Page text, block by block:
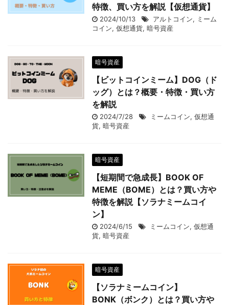
特徴、買い方を解説【仮想通貨】
2024/10/13 アルトコイン, ミーム
コイン, 仮想通貨, 暗号資産
暗号資産
【ビットコインミーム】DOG（ド
ッグ）とは？概要・特徴・買い方
を解説
2024/7/28 ミームコイン, 仮想通
貨, 暗号資産
暗号資産
【短期間で急成長】BOOK OF
MEME（BOME）とは？買い方や
特徴を解説【ソラナミームコイ
ン】
2024/6/15 ミームコイン, 仮想通
貨, 暗号資産
暗号資産
【ソラナミームコイン】
BONK（ボンク）とは？買い方や